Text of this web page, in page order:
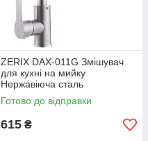
ZERIX DAX-011G Змішувач
для кухні на мийку
Нержавіюча сталь
Готово до відправки
615 ₴